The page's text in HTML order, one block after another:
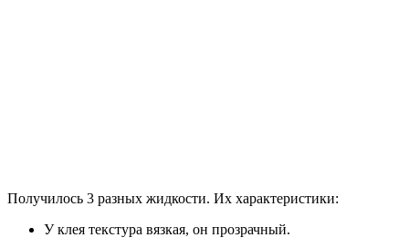
Получилось 3 разных жидкости. Их характеристики:
У клея текстура вязкая, он прозрачный.